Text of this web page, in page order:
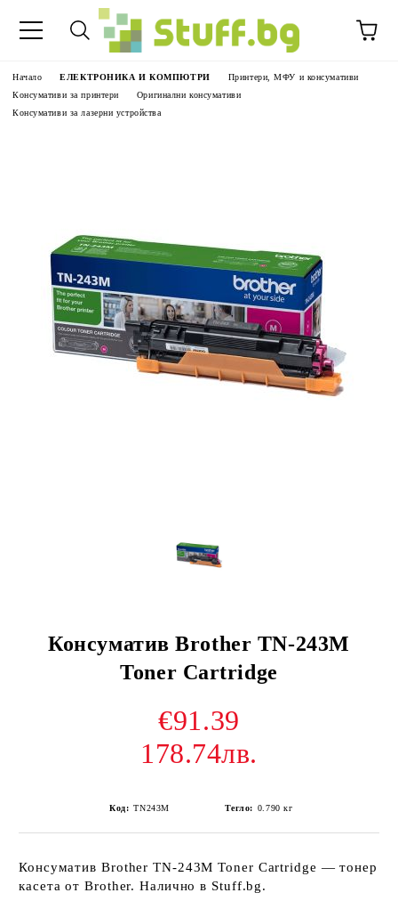
Начало ЕЛЕКТРОНИКА И КОМПЮТРИ
Принтери, МФУ и консумативи
Консумативи за принтери
Оригинални консумативи
Консумативи за лазерни устройства
Консуматив Brother TN-243M
Toner Cartridge
€91.39
178.74лв.
Код: TN243M Тегло: 0.790 кг
Консуматив Brother TN-243M Toner Cartridge — тонер
касета от Brother. Налично в Stuff.bg.